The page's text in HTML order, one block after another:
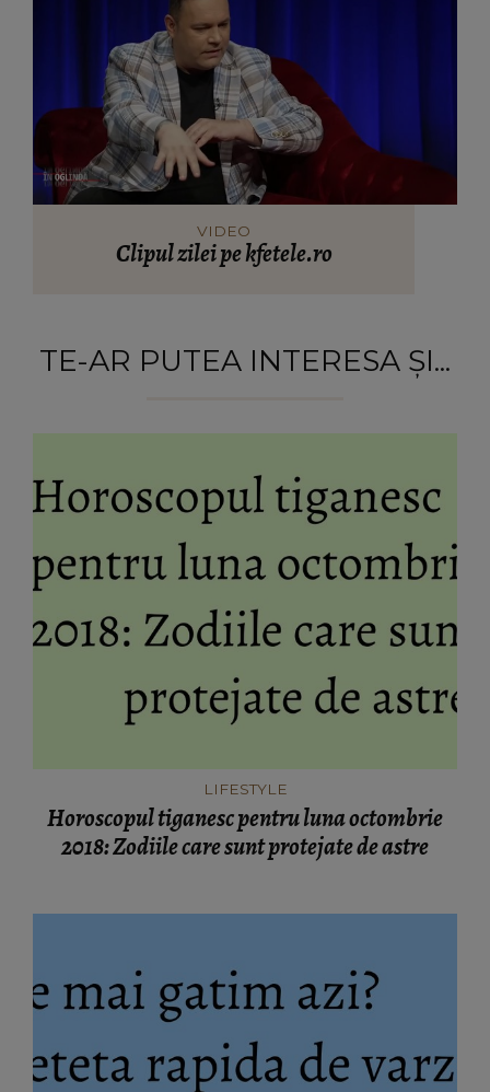
VIDEO
Clipul zilei pe kfetele.ro
TE-AR PUTEA INTERESA ȘI...
LIFESTYLE
Horoscopul tiganesc pentru luna octombrie
2018: Zodiile care sunt protejate de astre